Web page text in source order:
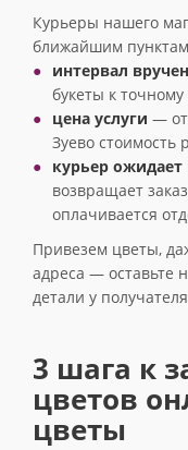
Курьеры нашего
ближайшим
интервал
букеты к
цена услуги — от
Зуево стоимость
курьер ожидает
возвращает
оплачивается
Привезем цветы,
адреса — оставьте
детали у
3 шага к
цветов
цветы